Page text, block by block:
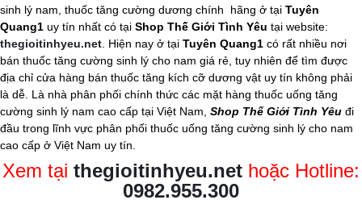
sinh lý nam, thuốc tăng cường dương chính
hãng ở tại Tuyên
Quang1 uy tín nhất có tại Shop Thế Giới Tình Yêu tại website:
thegioitinhyeu.net . Hiện nay ở tại Tuyên Quang1 có rất nhiều nơi
bán thuốc tăng cường sinh lý cho nam giá rẻ, tuy nhiên để tìm được
địa chỉ cửa hàng bán thuốc tăng kích cỡ dương vật uy tín không phải
là dễ. Là nhà phân phối chính thức các mặt hàng thuốc uống tăng
cường sinh lý nam cao cấp tại Việt Nam, Shop Thế Giới Tình Yêu đi
đầu trong lĩnh vực phân phối thuốc uống tăng cường sinh lý cho nam
cao cấp ở Việt Nam uy tín.
Xem tại thegioitinhyeu.net hoặc Hotline:
0982.955.300